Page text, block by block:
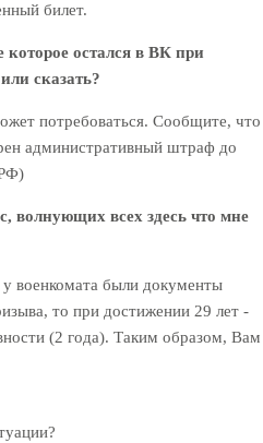
билет.
остался в ВК при
сказать?
потребоваться. Сообщите, что
административный штраф до
всех здесь что мне
военкомата были документы
то при достижении 29 лет -
(2 года). Таким образом, Вам